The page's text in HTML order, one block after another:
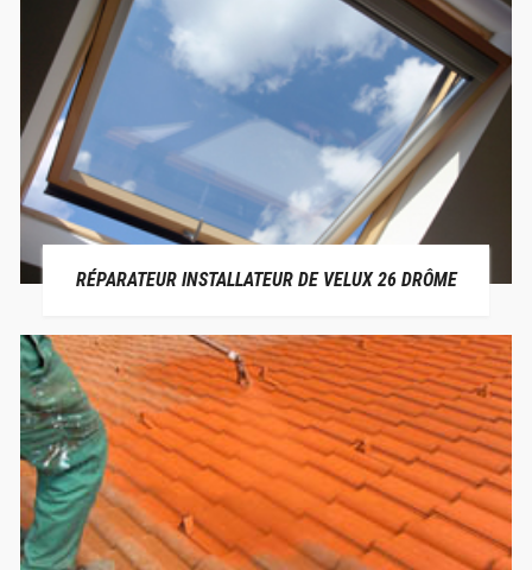
RÉPARATEUR INSTALLATEUR DE VELUX 26 DRÔME